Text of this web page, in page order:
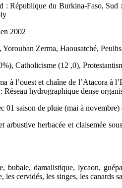
: République du Burkina-Faso, Sud
2002
Yorouban Zerma, Haousatché,
Catholicisme (12 ,0),
à l’ouest et chaîne de l’Atacora à
Réseau hydrographique dense
01 saison de pluie (mai à
arbustive herbacée et claisemée
bubale, damalistique, lycaon,
les cervidés, les singes, les canards